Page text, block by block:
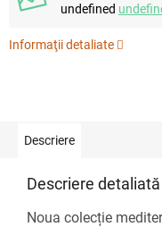
undefined
Informaţii detaliate
Descriere
Descriere
Noua colecție